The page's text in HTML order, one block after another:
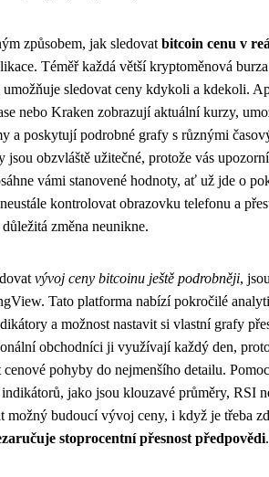
způsobem, jak sledovat bitcoin cenu v
Téměř každá větší kryptoměnová
sledovat ceny kdykoli a kdekoli.
nebo Kraken zobrazují aktuální kurzy,
a poskytují podrobné grafy s různými
jsou obzvláště užitečné, protože vás
vámi stanovené hodnoty, ať už jde o
kontrolovat obrazovku telefonu a
změna neunikne.
vývoj ceny bitcoinu ještě podrobněji,
Tato platforma nabízí pokročilé
a možnost nastavit si vlastní grafy
obchodníci ji využívají každý den,
pohyby do nejmenšího detailu.
jako jsou klouzavé průměry, RSI
budoucí vývoj ceny, i když je třeba
stoprocentní přesnost předpovědi.